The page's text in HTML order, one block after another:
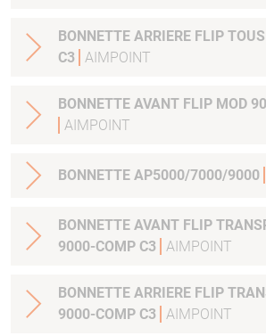
BONNETTE ARRIERE FLIP
C3
AIMPOINT
BONNETTE AVANT FLIP MOD
AIMPOINT
BONNETTE AP5000/7000/9000
BONNETTE AVANT FLIP
9000-COMP C3
AIMPOINT
BONNETTE ARRIERE FLIP
9000-COMP C3
AIMPOINT